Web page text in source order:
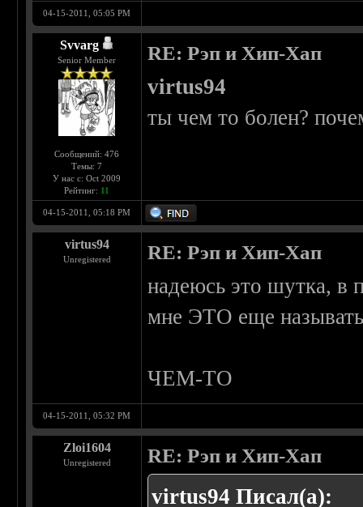
04-15-2011, 05:05 PM
Svvarg
Senior Member
Сообщений: 476
Темы: 7
У нас с: Oct 2009
Рейтинг: 11
RE: Рэп и Хип-Хап
virtus94
ты чем то болен?
04-15-2011, 05:18 PM
virtus94
Unregistered RE: Рэп и Хип-Хап
надеюсь это шутка, в
мне ЭТО еще
ЧЕМ-ТО
04-15-2011, 05:32 PM
Zloi1604
Unregistered RE: Рэп и Хип-Хап
virtus94 Писал(а):